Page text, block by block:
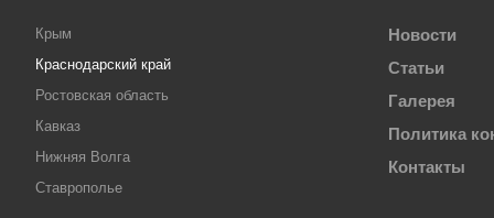
Крым
Краснодарский край
Ростовская область
Кавказ
Нижняя Волга
Ставрополье
Новости
Статьи
Галерея
Политика
Контакты